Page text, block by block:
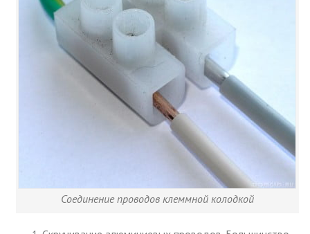
Соединение проводов клеммной колодкой